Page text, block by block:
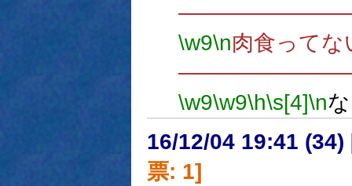
\w9\n肉食ってな
\w9\w9\h\s[4]\n
16/12/04 19:41 (34)
票: 1]